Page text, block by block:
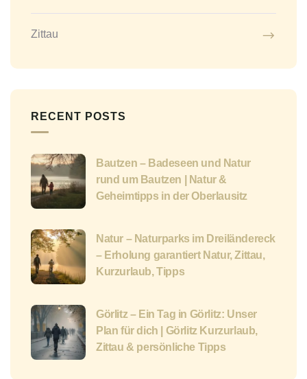
Zittau
RECENT POSTS
Bautzen – Badeseen und Natur
rund um Bautzen | Natur &
Geheimtipps in der Oberlausitz
Natur – Naturparks im Dreiländereck
– Erholung garantiert Natur, Zittau,
Kurzurlaub, Tipps
Görlitz – Ein Tag in Görlitz: Unser
Plan für dich | Görlitz Kurzurlaub,
Zittau & persönliche Tipps